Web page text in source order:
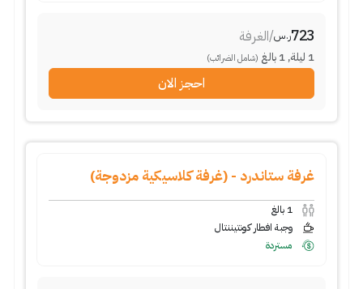
723ر.س/الغرفة
1 ليلة,
1 بالغ (شامل الضرائب)
احجز الان
غرفة ستاندرد - (غرفة كلاسيكية مزدوجة)
1 بالغ
وجبة افطار كونتيننتال
مستردة